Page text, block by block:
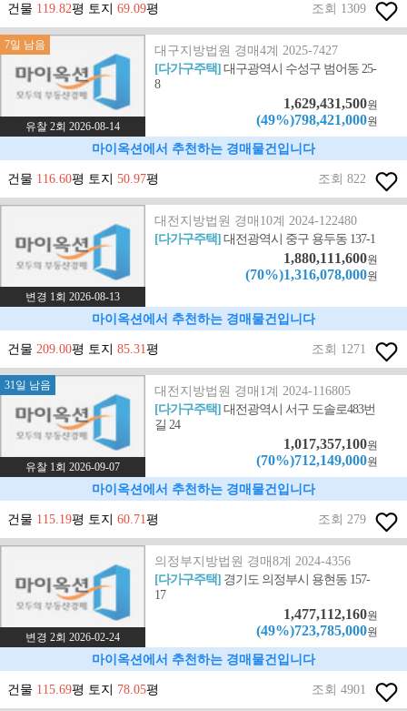
건물 119.82평 토지 69.09평 조회 1309
7일 남음
유찰 2회 2026-08-14
대구지방법원 경매4계 2025-7427
[다가구주택]대구광역시 수성구 범어동 25-
8
1,629,431,500원
(49%)798,421,000원
마이옥션에서 추천하는 경매물건입니다
건물 116.60평 토지 50.97평 조회 822
변경 1회 2026-08-13
대전지방법원 경매10계 2024-122480
[다가구주택]대전광역시 중구 용두동 137-1
1,880,111,600원
(70%)1,316,078,000원
마이옥션에서 추천하는 경매물건입니다
건물 209.00평 토지 85.31평 조회 1271
31일 남음
유찰 1회 2026-09-07
대전지방법원 경매1계 2024-116805
[다가구주택]대전광역시 서구 도솔로483번
길 24
1,017,357,100원
(70%)712,149,000원
마이옥션에서 추천하는 경매물건입니다
건물 115.19평 토지 60.71평 조회 279
변경 2회 2026-02-24
의정부지방법원 경매8계 2024-4356
[다가구주택] 경기도 의정부시 용현동 157-
17
1,477,112,160원
(49%)723,785,000원
마이옥션에서 추천하는 경매물건입니다
건물 115.69평 토지 78.05평 조회 4901